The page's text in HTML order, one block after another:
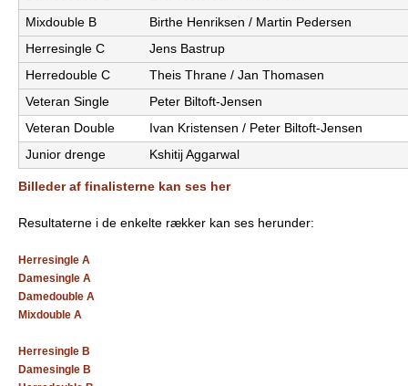
T
e
n
s
u
b
Mixdouble B
Birthe Henriksen / Martin Pedersen
Herresingle C
Jens Bastrup
Herredouble C
Theis Thrane / Jan Thomasen
Veteran Single
Peter Biltoft-Jensen
Veteran Double
Ivan Kristensen / Peter Biltoft-Jensen
Junior drenge
Kshitij Aggarwal
Billeder af finalisterne kan ses her
Resultaterne i de enkelte rækker kan ses herunder:
Herresingle A
Damesingle A
Damedouble A
Mixdouble A
Herresingle B
Damesingle B